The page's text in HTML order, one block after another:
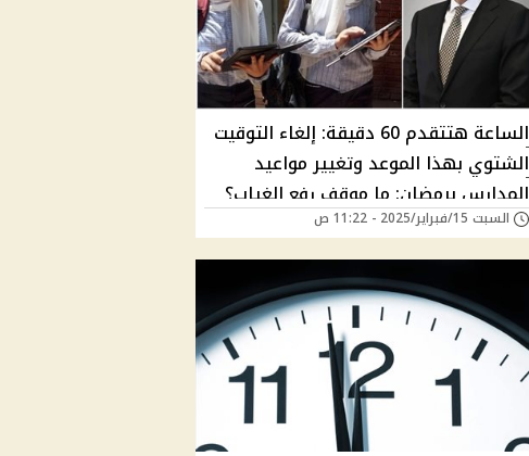
الساعة هتتقدم 60 دقيقة: إلغاء التوقيت
الشتوي بهذا الموعد وتغيير مواعيد
المدارس برمضان: ما موقف رفع الغياب؟
السبت 15/فبراير/2025 - 11:22 ص